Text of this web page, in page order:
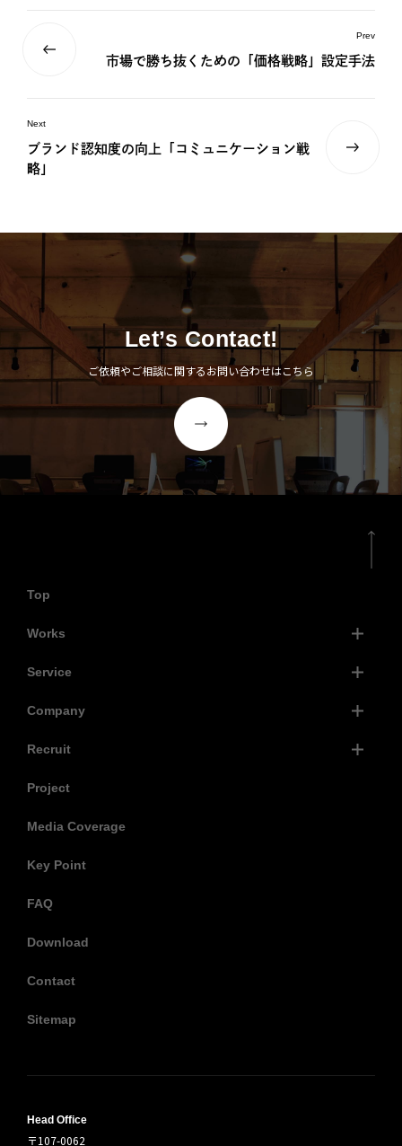
Prev
市場で勝ち抜くための「価格戦略」設定手法
Next
ブランド認知度の向上「コミュニケーション戦
略」
Let’s Contact!
ご依頼やご相談に関するお問い合わせはこちら
Top
Works
Service
Company
Recruit
Project
Media Coverage
Key Point
FAQ
Download
Contact
Sitemap
Head Office
〒107-0062